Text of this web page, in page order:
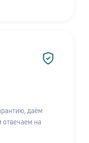
даём
отвечаем на